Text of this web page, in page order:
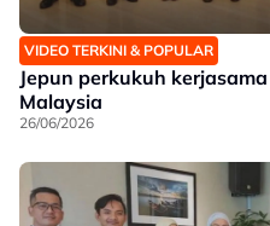
VIDEO TERKINI & POPULAR
Jepun perkukuh
Malaysia
26/06/2026